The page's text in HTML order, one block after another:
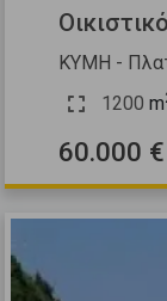
ΚΥΜΗ -
1200 m
60.000 €